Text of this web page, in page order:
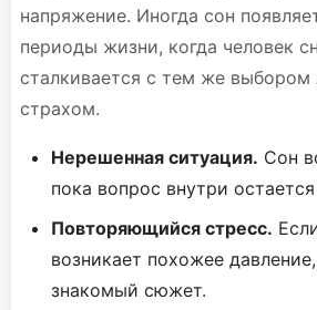
напряжение. Иногда сон
периоды жизни, когда человек
сталкивается с тем же
страхом.
Нерешенная ситуация. Сон
пока вопрос внутри
Повторяющийся стресс.
возникает похожее
знакомый сюжет.